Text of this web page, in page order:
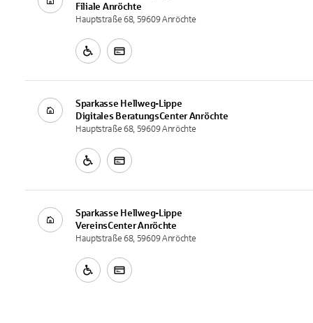
Filiale Anröchte
Hauptstraße 68, 59609 Anröchte
Sparkasse Hellweg-Lippe
Digitales BeratungsCenterAnröchte
Hauptstraße 68, 59609 Anröchte
Sparkasse Hellweg-Lippe
VereinsCenterAnröchte
Hauptstraße 68, 59609 Anröchte